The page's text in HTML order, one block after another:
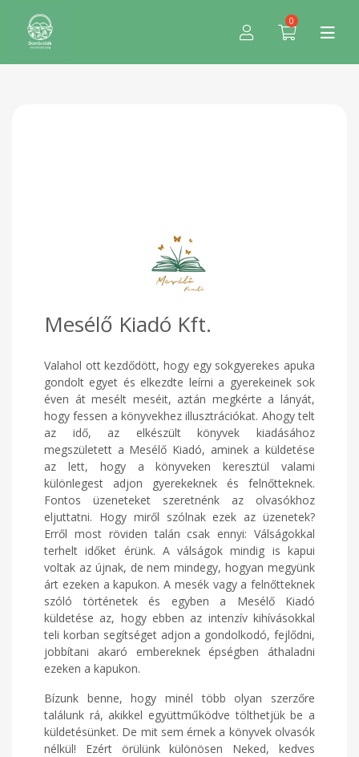
0
Mesélő Kiadó Kft.
Valahol ott kezdődött, hogy egy sokgyerekes apuka
gondolt egyet és elkezdte leírni a gyerekeinek sok
éven át mesélt meséit, aztán megkérte a lányát,
hogy fessen a könyvekhez illusztrációkat. Ahogy telt
az idő, az elkészült könyvek kiadásához
megszületett a Mesélő Kiadó, aminek a küldetése
az lett, hogy a könyveken keresztül valami
különlegest adjon gyerekeknek és felnőtteknek.
Fontos üzeneteket szeretnénk az olvasókhoz
eljuttatni. Hogy miről szólnak ezek az üzenetek?
Erről most röviden talán csak ennyi: Válságokkal
terhelt időket érünk. A válságok mindig is kapui
voltak az újnak, de nem mindegy, hogyan megyünk
árt ezeken a kapukon. A mesék vagy a felnőtteknek
szóló történetek és egyben a Mesélő Kiadó
küldetése az, hogy ebben az intenzív kihívásokkal
teli korban segítséget adjon a gondolkodó, fejlődni,
jobbítani akaró embereknek épségben áthaladni
ezeken a kapukon.
Bízunk benne, hogy minél több olyan szerzőre
találunk rá, akikkel együttműködve tölthetjük be a
küldetésünket. De mit sem érnek a könyvek olvasók
nélkül! Ezért örülünk különösen Neked, kedves